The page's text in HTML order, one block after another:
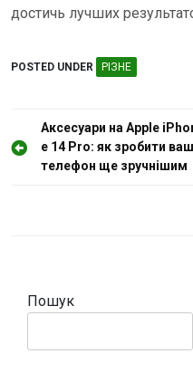
достичь лучших
POSTED UNDER РІЗНЕ
Н
а
Аксесуари на Apple
e 14 Pro: як зробити ваш
телефон ще зручнішим
Пошук